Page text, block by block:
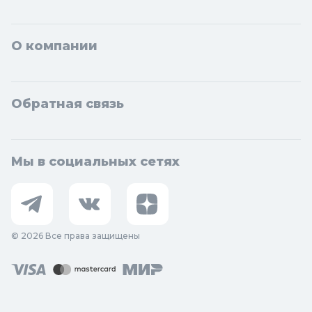
О компании
Обратная связь
Мы в социальных сетях
© 2026 Все права защищены